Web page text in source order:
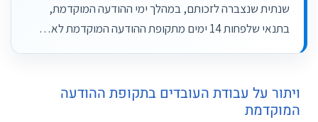
שנתית שנצברה לזכותם, במהלך ימי ההודעה המוקדמת,
בתנאי שלפחות 14 ימים מתקופת ההודעה המוקדמת לא…
ויתור על עבודת העובדים בתקופת ההודעה
המוקדמת